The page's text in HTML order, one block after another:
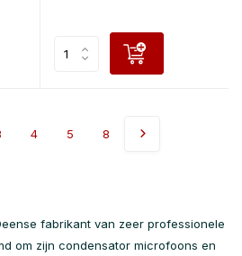
4 5 8
fabrikant van zeer professionele
om zijn condensator microfoons en